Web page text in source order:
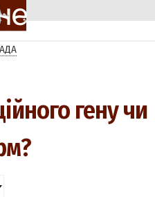
гену чи